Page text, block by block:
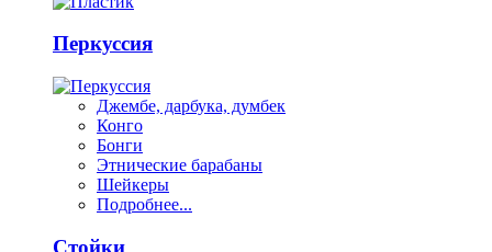
Перкуссия
Джембе, дарбука, думбек
Конго
Бонги
Этнические барабаны
Шейкеры
Подробнее...
Стойки